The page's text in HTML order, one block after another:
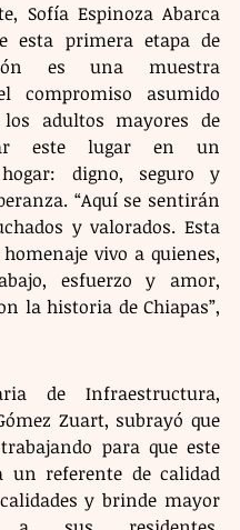
Sofía Espinoza Abarca
esta primera etapa de
es una muestra
compromiso asumido
adultos mayores de
este lugar en un
hogar: digno, seguro y
“Aquí se sentirán
y valorados. Esta
vivo a quienes,
esfuerzo y amor,
la historia de Chiapas”,
de Infraestructura,
Zuart, subrayó que
para que este
un referente de calidad
y brinde mayor